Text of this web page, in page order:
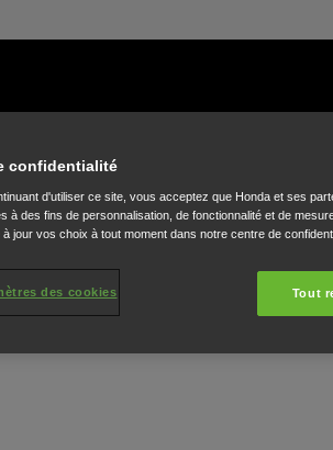
confidentialité
d'utiliser ce site, vous acceptez que Honda et ses
à des fins de personnalisation, de fonctionnalité et de
à jour vos choix à tout moment dans notre centre de
Tout
des cookies